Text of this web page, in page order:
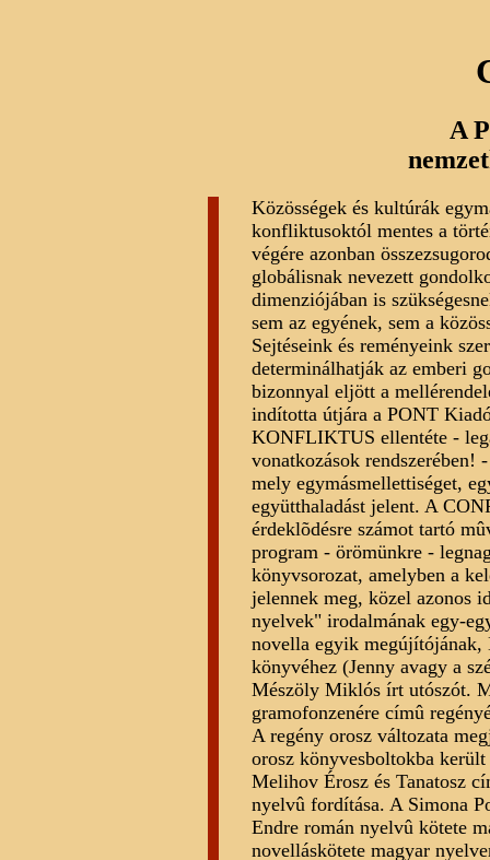
A
Közösségek és kultúrák
konfliktusoktól mentes a
végére azonban
globálisnak nevezett
dimenziójában is
sem az egyének, sem a
Sejtéseink és reményeink
determinálhatják az emberi
bizonnyal eljött a
indította útjára a PONT
KONFLIKTUS ellentéte -
vonatkozások
mely egymásmellettiséget,
együtthaladást jelent. A
érdeklõdésre számot tartó
program - örömünkre -
könyvsorozat, amelyben a
jelennek meg, közel azonos
nyelvek" irodalmának egy-
novella egyik megújítójának,
könyvéhez (Jenny avagy a
Mészöly Miklós írt utószót.
gramofonzenére címû
A regény orosz változata
orosz könyvesboltokba
Melihov Érosz és Tanatosz
nyelvû fordítása. A Simona
Endre román nyelvû kötete
novelláskötete magyar